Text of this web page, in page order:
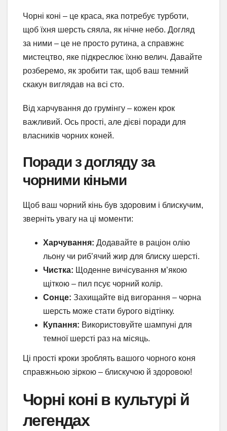
Чорні коні – це краса, яка потребує турботи,
щоб їхня шерсть сяяла, як нічне небо. Догляд
за ними – це не просто рутина, а справжнє
мистецтво, яке підкреслює їхню велич. Давайте
розберемо, як зробити так, щоб ваш темний
скакун виглядав на всі сто.
Від харчування до грумінгу – кожен крок
важливий. Ось прості, але дієві поради для
власників чорних коней.
Поради з догляду за
чорними кіньми
Щоб ваш чорний кінь був здоровим і блискучим,
зверніть увагу на ці моменти:
Харчування: Додавайте в раціон олію
льону чи риб’ячий жир для блиску шерсті.
Чистка: Щоденне вичісування м’якою
щіткою – пил псує чорний колір.
Сонце: Захищайте від вигорання – чорна
шерсть може стати бурого відтінку.
Купання: Використовуйте шампуні для
темної шерсті раз на місяць.
Ці прості кроки зроблять вашого чорного коня
справжньою зіркою – блискучою й здоровою!
Чорні коні в культурі й
легендах